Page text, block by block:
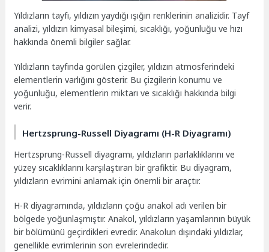
Yıldızların tayfı, yıldızın yaydığı ışığın renklerinin analizidir. Tayf
analizi, yıldızın kimyasal bileşimi, sıcaklığı, yoğunluğu ve hızı
hakkında önemli bilgiler sağlar.
Yıldızların tayfında görülen çizgiler, yıldızın atmosferindeki
elementlerin varlığını gösterir. Bu çizgilerin konumu ve
yoğunluğu, elementlerin miktarı ve sıcaklığı hakkında bilgi
verir.
Hertzsprung-Russell Diyagramı (H-R Diyagramı)
Hertzsprung-Russell diyagramı, yıldızların parlaklıklarını ve
yüzey sıcaklıklarını karşılaştıran bir grafiktir. Bu diyagram,
yıldızların evrimini anlamak için önemli bir araçtır.
H-R diyagramında, yıldızların çoğu anakol adı verilen bir
bölgede yoğunlaşmıştır. Anakol, yıldızların yaşamlarının büyük
bir bölümünü geçirdikleri evredir. Anakolun dışındaki yıldızlar,
genellikle evrimlerinin son evrelerindedir.